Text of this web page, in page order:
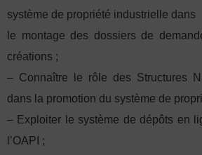
système de propriété industrielle dans
le montage des dossiers de
créations ;
– Connaître le rôle des Structures
dans la promotion du système de
– Exploiter le système de dépôts en
l’OAPI ;